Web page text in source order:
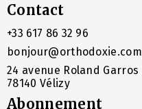
Contact
+33 617 86 32 96
bonjour@orthodoxie.com
24 avenue Roland Garros
78140 Vélizy
Abonnement